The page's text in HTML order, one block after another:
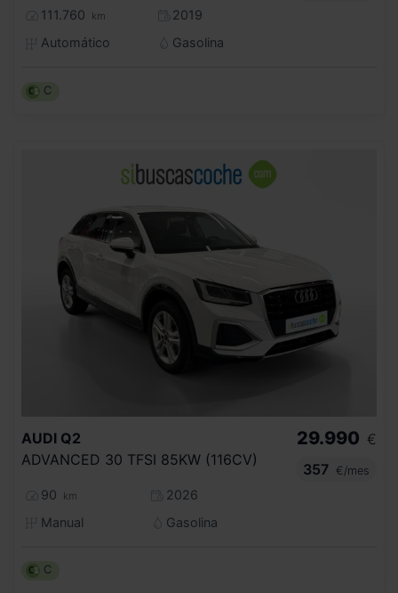
111.760 km
2019
Automático
Gasolina
C
AUDI Q2
ADVANCED 30 TFSI 85KW (116CV)
90 km
2026
Manual
Gasolina
29.990 €
357
€/mes
C